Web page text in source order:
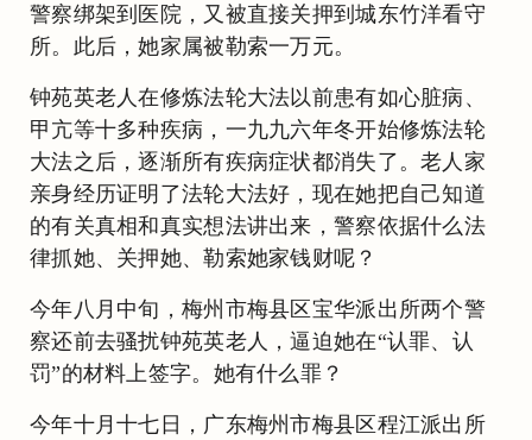
警察绑架到医院，又被直接关押到城东竹洋看守
所。此后，她家属被勒索一万元。
钟苑英老人在修炼法轮大法以前患有如心脏病、
甲亢等十多种疾病，一九九六年冬开始修炼法轮
大法之后，逐渐所有疾病症状都消失了。老人家
亲身经历证明了法轮大法好，现在她把自己知道
的有关真相和真实想法讲出来，警察依据什么法
律抓她、关押她、勒索她家钱财呢？
今年八月中旬，梅州市梅县区宝华派出所两个警
察还前去骚扰钟苑英老人，逼迫她在“认罪、认
罚”的材料上签字。她有什么罪？
今年十月十七日，广东梅州市梅县区程江派出所